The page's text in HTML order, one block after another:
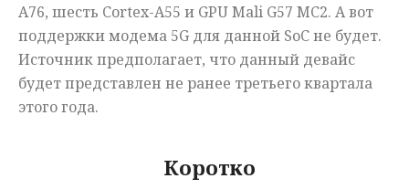
A76, шесть Cortex-A55 и GPU Mali G57 MC2. А вот
поддержки модема 5G для данной SoC не будет.
Источник предполагает, что данный девайс
будет представлен не ранее третьего квартала
этого года.
Коротко